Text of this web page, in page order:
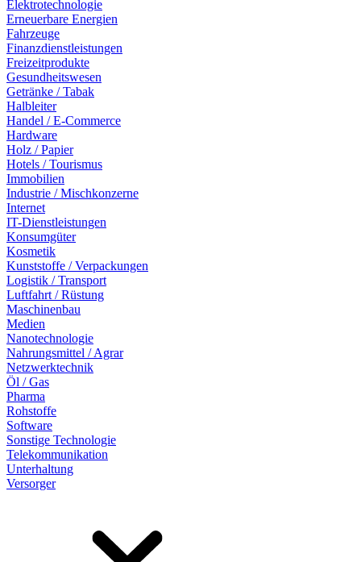
Elektrotechnologie
Erneuerbare Energien
Fahrzeuge
Finanzdienstleistungen
Freizeitprodukte
Gesundheitswesen
Getränke / Tabak
Halbleiter
Handel / E-Commerce
Hardware
Holz / Papier
Hotels / Tourismus
Immobilien
Industrie / Mischkonzerne
Internet
IT-Dienstleistungen
Konsumgüter
Kosmetik
Kunststoffe / Verpackungen
Logistik / Transport
Luftfahrt / Rüstung
Maschinenbau
Medien
Nanotechnologie
Nahrungsmittel / Agrar
Netzwerktechnik
Öl / Gas
Pharma
Rohstoffe
Software
Sonstige Technologie
Telekommunikation
Unterhaltung
Versorger